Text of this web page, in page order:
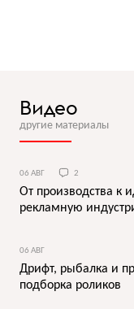
Видео
другие материалы
06 АВГ 2
От производства к
рекламную
06 АВГ
Дрифт, рыбалка и
подборка роликов